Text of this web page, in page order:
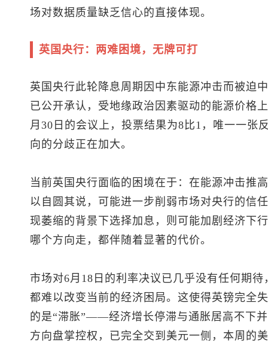
场对数据质量缺乏信心的直接体现。
英国央行：两难困境，无牌可打
英国央行此轮降息周期因中东能源冲击而被迫
已公开承认，受地缘政治因素驱动的能源价格
月30日的会议上，投票结果为8比1，唯一一张
向的分歧正在加大。
当前英国央行面临的困境在于：在能源冲击推
以自圆其说，可能进一步削弱市场对央行的信
现萎缩的背景下选择加息，则可能加剧经济下
哪个方向走，都伴随着显著的代价。
市场对6月18日的利率决议已几乎没有任何期
都难以改变当前的经济困局。这使得英镑完全
的是“滞胀”——经济增长停滞与通胀居高不下
方向盘掌控权，已完全交到美元一侧，本周的